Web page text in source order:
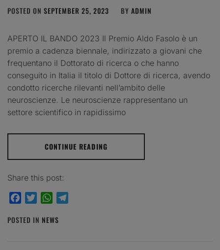
POSTED ON SEPTEMBER 25, 2023 BY ADMIN
APERTO IL BANDO 2023 Il Premio Aldo Fasolo è un
premio a cadenza biennale, indirizzato a giovani che
frequentano il Dottorato di ricerca o che hanno
conseguito in Italia il titolo di Dottore di ricerca, avendo
condotto ricerche rilevanti nell’ambito delle
neuroscienze. Le neuroscienze rappresentano un
settore scientifico in rapidissimo
CONTINUE READING
Share this post:
FacebookTwitterWhatsApp
POSTED IN NEWS